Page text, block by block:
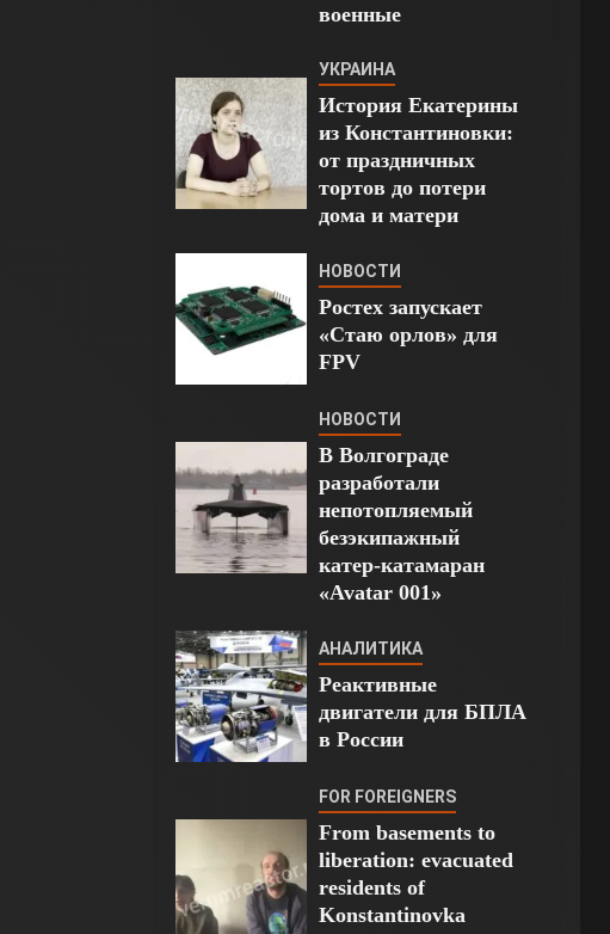
военные
УКРАИНА
История Екатерины
из Константиновки:
от праздничных
тортов до потери
дома и матери
НОВОСТИ
Ростех запускает
«Стаю орлов» для
FPV
НОВОСТИ
В Волгограде
разработали
непотопляемый
безэкипажный
катер-катамаран
«Avatar 001»
АНАЛИТИКА
Реактивные
двигатели для БПЛА
в России
FOR FOREIGNERS
From basements to
liberation: evacuated
residents of
Konstantinovka